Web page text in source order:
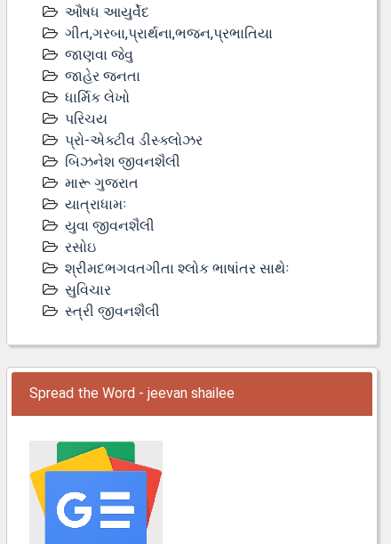
ઔષધ આયુર્વેદ
ગીત,ગરબા,પ્રાર્થના,ભજન,પ્રભાતિયા
જાણવા જેવુ
જાહેર જનતા
ધાર્મિક લેખો
પરિચય
પ્રો-એક્ટીવ ડીસ્‍ક્લોઝર
બિઝનેશ જીવનશૈલી
મારૂ ગુજરાત
યાત્રાધામઃ
યુવા જીવનશૈલી
રસોઇ
શ્રીમદભગવતગીતા શ્લોક ભાષાંતર સાથેઃ
સુવિચાર
સ્ત્રી જીવનશૈલી
Spread the Word - jeevan shailee